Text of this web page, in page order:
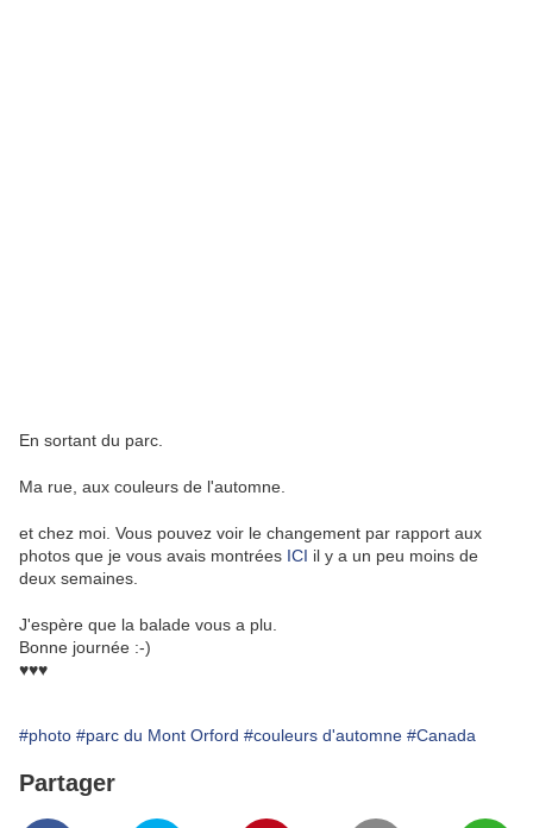
En sortant du parc.
Ma rue, aux couleurs de l'automne.
et chez moi. Vous pouvez voir le changement par rapport aux
photos que je vous avais montrées ICI il y a un peu moins de
deux semaines.
J'espère que la balade vous a plu.
Bonne journée :-)
♥♥♥
#photo #parc du Mont Orford #couleurs d'automne #Canada
Partager